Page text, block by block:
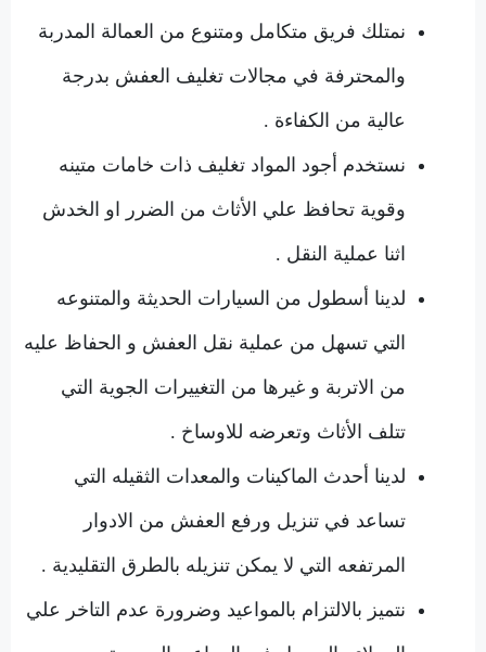
نمتلك فريق متكامل ومتنوع من العمالة المدربة
والمحترفة في مجالات تغليف العفش بدرجة
عالية من الكفاءة .
نستخدم أجود المواد تغليف ذات خامات متينه
وقوية تحافظ علي الأثاث من الضرر او الخدش
اثنا عملية النقل .
لدينا أسطول من السيارات الحديثة والمتنوعه
التي تسهل من عملية نقل العفش و الحفاظ عليه
من الاتربة و غيرها من التغييرات الجوية التي
تتلف الأثاث وتعرضه للاوساخ .
لدينا أحدث الماكينات والمعدات الثقيله التي
تساعد في تنزيل ورفع العفش من الادوار
المرتفعه التي لا يمكن تنزيله بالطرق التقليدية .
نتميز بالالتزام بالمواعيد وضرورة عدم التاخر علي